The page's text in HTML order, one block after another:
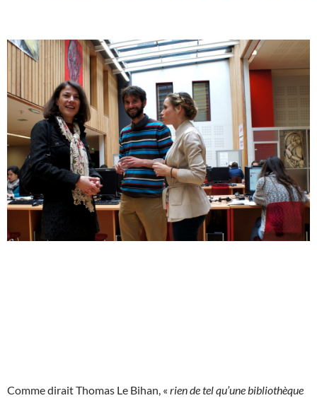
Comme dirait Thomas Le Bihan, « rien de tel qu’une bibliothèque